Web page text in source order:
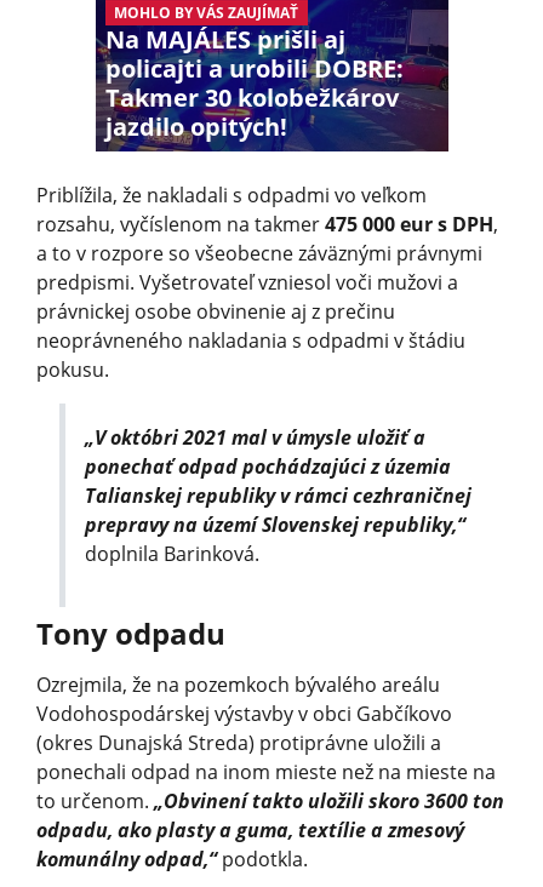
MOHLO BY VÁS ZAUJÍMAŤ
Na MAJÁLES prišli aj
policajti a urobili DOBRE:
Takmer 30 kolobežkárov
jazdilo opitých!
Priblížila, že nakladali s odpadmi vo veľkom
rozsahu, vyčíslenom na takmer475 000 eur s DPH,
a to v rozpore so všeobecne záväznými právnymi
predpismi. Vyšetrovateľ vzniesol voči mužovi a
právnickej osobe obvinenie aj z prečinu
neoprávneného nakladania s odpadmi v štádiu
pokusu.
„V októbri 2021 mal v úmysle uložiť a
ponechať odpad pochádzajúci z územia
Talianskej republiky v rámci cezhraničnej
prepravy na území Slovenskej republiky,“
doplnila Barinková.
Tony odpadu
Ozrejmila, že na pozemkoch bývalého areálu
Vodohospodárskej výstavby v obci Gabčíkovo
(okres Dunajská Streda) protiprávne uložili a
ponechali odpad na inom mieste než na mieste na
to určenom. „Obvinení takto uložili skoro 3600 ton
odpadu, ako plasty a guma, textílie a zmesový
komunálny odpad,“podotkla.